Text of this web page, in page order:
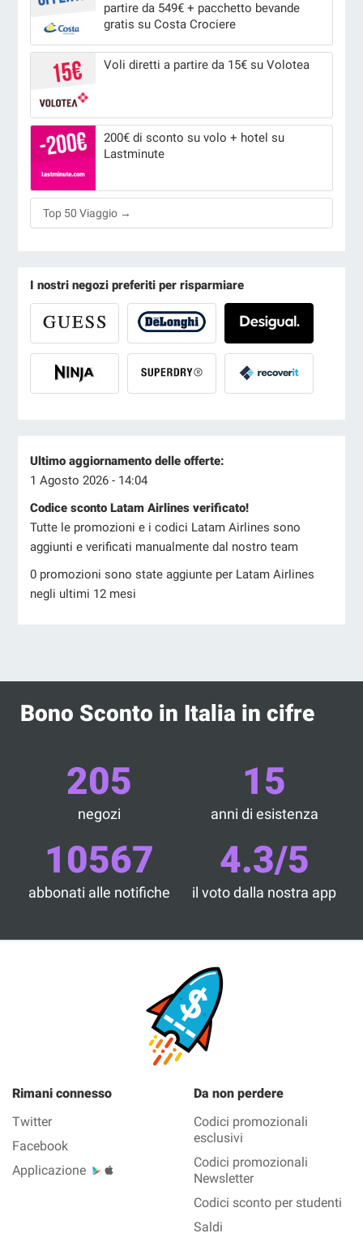
partire da 549€ + pacchetto bevande
gratis su Costa Crociere
Voli diretti a partire da 15€ su Volotea
200€ di sconto su volo + hotel su
Lastminute
Top 50 Viaggio →
I nostri negozi preferiti per risparmiare
Ultimo aggiornamento delle offerte:
1 Agosto 2026 - 14:04
Codice sconto Latam Airlines verificato!
Tutte le promozioni e i codici Latam Airlines sono
aggiunti e verificati manualmente dal nostro team
0 promozioni sono state aggiunte per Latam Airlines
negli ultimi 12 mesi
Bono Sconto in Italia in cifre
205
negozi
15
anni di esistenza
10567
abbonati alle notifiche
4.3/5
il voto dalla nostra app
Rimani connesso
Twitter
Facebook
Applicazione
Da non perdere
Codici promozionali
esclusivi
Codici promozionali
Newsletter
Codici sconto per studenti
Saldi